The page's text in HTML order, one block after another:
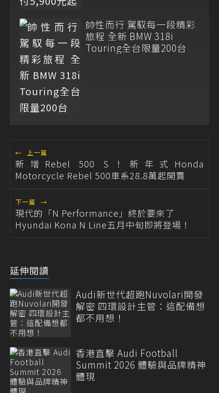
帥性而行 駕馭每一段精彩
旅程 全新 BMW 318i
Touring全台限量200台
← 上一篇
新增Rebel 500 S！新年式Honda
Motorcycle Rebel 500車系28.8萬起開賣
下一篇 →
現代的「N Performance」終於要來了
Hyundai Kona N Line五月中旬即將登場！
延伸閱讀
Audi新世代超跑Nuvolari開發
解密 四環設計主管：這配備想
都不用想！
香港直擊 Audi Football
Summit 2026 體驗與品牌精神
體現